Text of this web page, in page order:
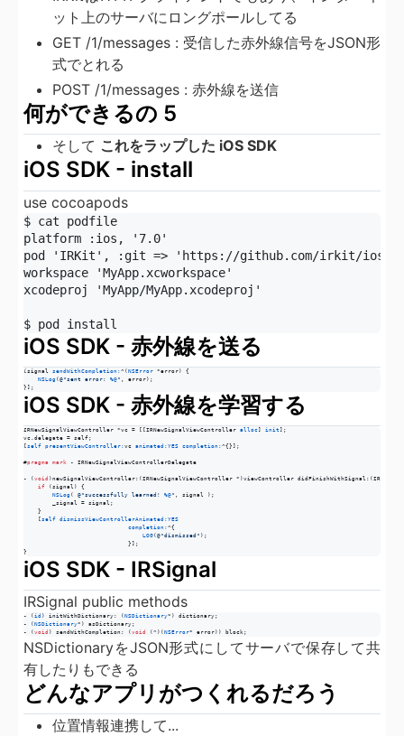
ット上のサーバにロングポールしてる
GET /1/messages : 受信した赤外線信号をJSON形
式でとれる
POST /1/messages : 赤外線を送信
何ができるの 5
そして これをラップした iOS SDK
iOS SDK - install
use cocoapods
$ cat podfile
platform :ios, '7.0'
pod 'IRKit', :git => 'https://github.com/irkit/ios-
workspace 'MyApp.xcworkspace'
xcodeproj 'MyApp/MyApp.xcodeproj'
iOS SDK - 赤外線を送る
[signal sendWithCompletion:^(NSError *error) {
NSLog (@"sent error: %@" , error);
}];
iOS SDK - 赤外線を学習する
IRNewSignalViewController *vc = [[IRNewSignalViewController alloc] init ];
vc.delegate = self;
[self presentViewController:vc animated:YES completion:^{}];
#pragma mark - IRNewSignalViewControllerDelegate
- (void )newSignalViewController:(IRNewSignalViewController *)viewController
if
(signal) {
NSLog ( @"successfully learned! %@" , signal );
        _signal = signal;
    }
    [
self dismissViewControllerAnimated:YES
completion:^{
LOG(@"dismissed " );
                             }];
}
iOS SDK - IRSignal
IRSignal public methods
- (id ) initWithDictionary: (NSDictionary*) dictionary;
- (NSDictionary*) asDictionary;
- (void ) sendWithCompletion: (void (^)(NSError* error)) block;
NSDictionaryをJSON形式にしてサーバで保存して共
有したりもできる
どんなアプリがつくれるだろう
位置情報連携して...